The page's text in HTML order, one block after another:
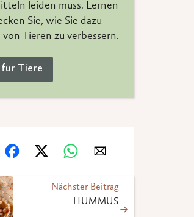
leiden muss. Lernen
Sie, wie Sie dazu
Tieren zu verbessern.
für Tiere
Nächster Beitrag
HUMMUS